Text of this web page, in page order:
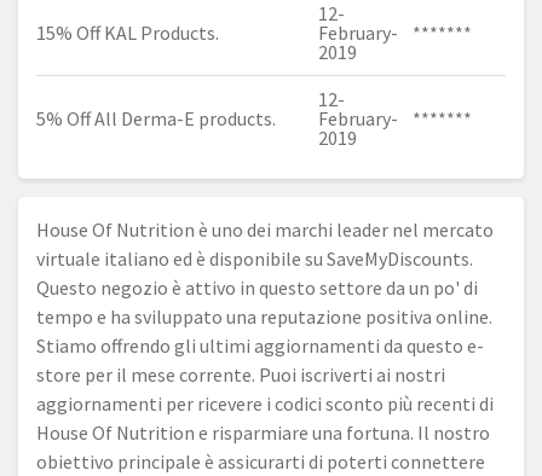
15% Off KAL Products.
12-
February-
2019
*******
5% Off All Derma-E products.
12-
February-
2019
*******
House Of Nutrition è uno dei marchi leader nel mercato
virtuale italiano ed è disponibile su SaveMyDiscounts.
Questo negozio è attivo in questo settore da un po' di
tempo e ha sviluppato una reputazione positiva online.
Stiamo offrendo gli ultimi aggiornamenti da questo e-
store per il mese corrente. Puoi iscriverti ai nostri
aggiornamenti per ricevere i codici sconto più recenti di
House Of Nutrition e risparmiare una fortuna. Il nostro
obiettivo principale è assicurarti di poterti connettere